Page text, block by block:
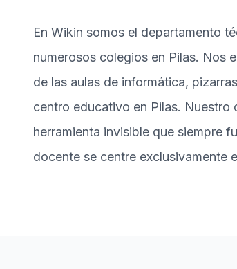
En Wikin somos el departamento
numerosos colegios en Pilas. Nos
de las aulas de informática,
centro educativo en Pilas. Nuestro
herramienta invisible que siempre
docente se centre exclusivamente